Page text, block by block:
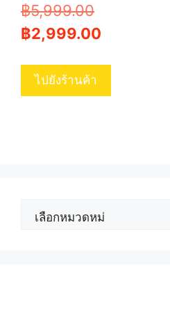
฿5,999.00Original
price
฿5,999.00.
฿2,999.00
฿2,999.00.
ไปยังร้านค้า
หมวด